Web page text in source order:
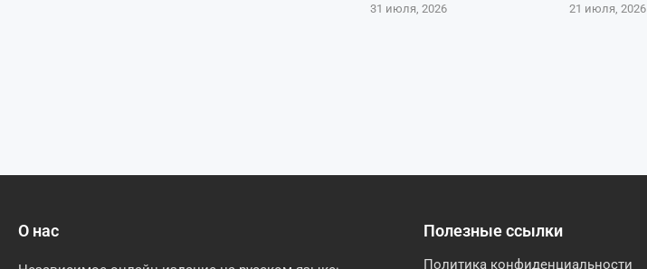
31 июля, 2026 21 июля, 2026
О нас Полезные ссылки
Политика конфиденциальности